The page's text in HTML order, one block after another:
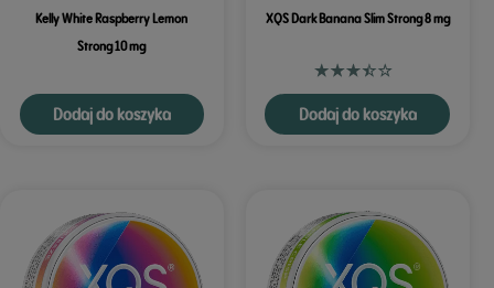
Kelly White Raspberry Lemon
Strong 10 mg
Dodaj do koszyka
XQS Dark Banana Slim Strong 8 mg
Dodaj do koszyka